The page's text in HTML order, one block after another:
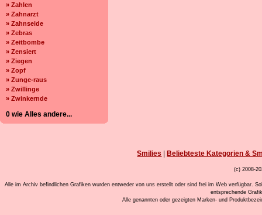
» Zahlen
» Zahnarzt
» Zahnseide
» Zebras
» Zeitbombe
» Zensiert
» Ziegen
» Zopf
» Zunge-raus
» Zwillinge
» Zwinkernde
0 wie Alles andere...
Smilies Beliebteste Kategorien &
(c) 2008-
Alle im Archiv befindlichen Grafiken wurden entweder von uns erstellt oder sind frei im Web verfügbar.
entsprechende
Alle genannten oder gezeigten Marken- und